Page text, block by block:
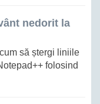
nedorit la
să ștergi liniile
folosind